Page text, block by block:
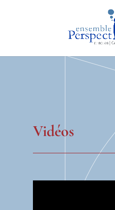
Vidéos